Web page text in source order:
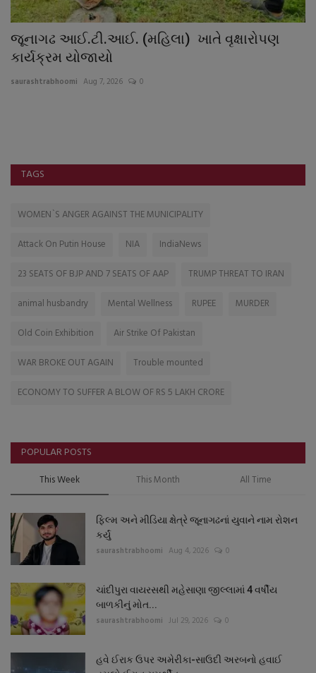
જૂનાગઢ આઈ.ટી.આઈ. (મહિલા) ખાતે વૃક્ષારોપણ
કાર્યક્રમ યોજાયો
saurashtrabhoomi Aug 7, 2026 0
TAGS
WOMEN`S ANGER AGAINST THE MUNICIPALITY
Attack On Putin House
NIA
IndiaNews
23 SEATS OF BJP AND 7 SEATS OF AAP
TRUMP THREAT TO IRAN
animal husbandry
Mental Wellness RUPEE
MURDER
Old Coin Exhibition
Air Strike Of Pakistan
WAR BROKE OUT AGAIN
Trouble mounted
ECONOMY TO SUFFER A BLOW OF RS 5 LAKH CRORE
POPULAR POSTS
This Week This Month All Time
ફિલ્મ અને મીડિયા ક્ષેત્રે જૂનાગઢનાં યુવાને નામ રોશન
કર્યું
saurashtrabhoomi Aug 4, 2026 0
ચાંદીપુરા વાયરસથી મહેસાણા જીલ્લામાં 4 વર્ષીય
બાળકીનું મોત...
saurashtrabhoomi Jul 29, 2026 0
હવે ઈરાક ઉપર અમેરીકા-સાઉદી અરબનો હવાઈ